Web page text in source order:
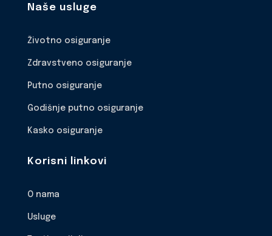
Naše usluge
Životno osiguranje
Zdravstveno osiguranje
Putno osiguranje
Godišnje putno osiguranje
Kasko osiguranje
Korisni linkovi
O nama
Usluge